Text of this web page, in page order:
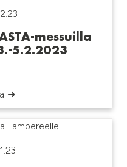
messuilla
5.2.2023